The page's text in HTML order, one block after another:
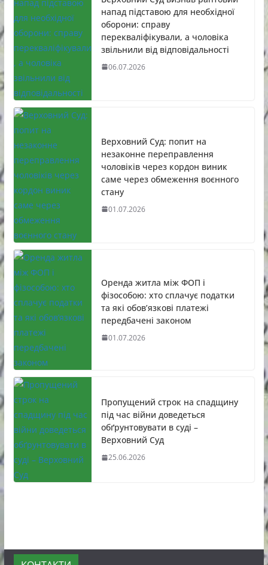
напад підставою для необхідної
оборони: справу
перекваліфікували, а чоловіка
звільнили від відповідальності
06.07.2026
Верховний Суд: попит на
незаконне переправлення
чоловіків через кордон виник
саме через обмеження воєнного
стану
01.07.2026
Оренда житла між ФОП і
фізособою: хто сплачує податки
та які обов’язкові платежі
передбачені законом
01.07.2026
Пропущений строк на спадщину
під час війни доведеться
обґрунтовувати в суді –
Верховний Суд
25.06.2026